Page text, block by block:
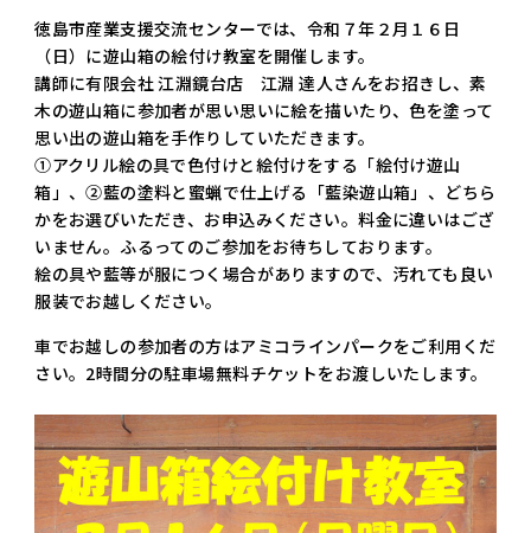
徳島市産業支援交流センターでは、令和７年２月１６日
（日）に遊山箱の絵付け教室を開催します。
講師に有限会社 江淵鏡台店 江淵 達人さんをお招きし、素
木の遊山箱に参加者が思い思いに絵を描いたり、色を塗って
思い出の遊山箱を手作りしていただきます。
①アクリル絵の具で色付けと絵付けをする「絵付け遊山
箱」、②藍の塗料と蜜蝋で仕上げる「藍染遊山箱」、どちら
かをお選びいただき、お申込みください。料金に違いはござ
いません。ふるってのご参加をお待ちしております。
絵の具や藍等が服につく場合がありますので、汚れても良い
服装でお越しください。
車でお越しの参加者の方はアミコラインパークをご利用くだ
さい。2時間分の駐車場無料チケットをお渡しいたします。